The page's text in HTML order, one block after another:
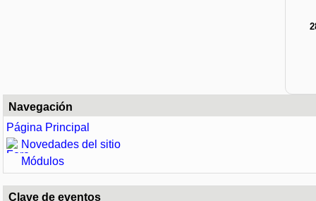
Navegación
Página Principal
Novedades del sitio
Módulos
Clave de eventos